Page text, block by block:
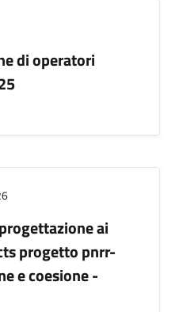
di operatori
ai
progetto pnrr-
e coesione -